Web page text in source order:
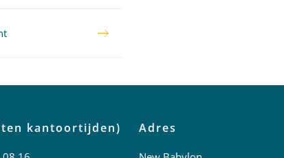
kantoortijden) Adres